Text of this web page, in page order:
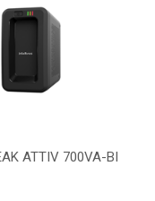
ATTIV 700VA-BI